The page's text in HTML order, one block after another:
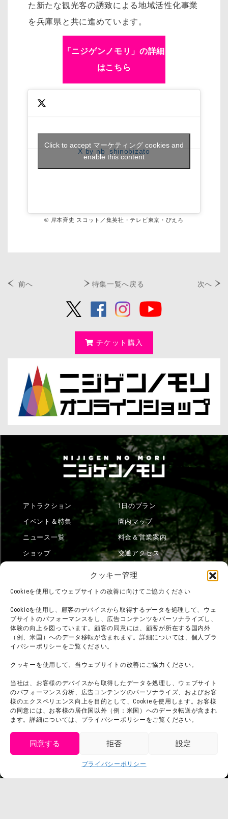
クッキー管理
Cookieを使用してウェブサイトの改善に向けてご協力ください
Cookieを使用し、顧客のデバイスから取得するデータを処理して、ウェ
ブサイトのパフォーマンスをし、広告コンテンツをパーソナライズし、
体験の向上を図っています。顧客の同意には、顧客が所在する国内外
（例、米国）へのデータ移転が含まれます。詳細については、個人プラ
イバシーポリシーをご覧ください。
クッキーを使用して、当ウェブサイトの改善にご協力ください。
当社は、お客様のデバイスから取得したデータを処理し、ウェブサイト
のパフォーマンス分析、広告コンテンツのパーソナライズ、およびお客
様のエクスペリエンス向上を目的として、Cookieを使用します。お客様
の同意には、お客様の居住国以外（例：米国）へのデータ転送が含まれ
ます。詳細については、プライバシーポリシーをご覧ください。
同意する 拒否 設定
プライバシーポリシー
た新たな観光客の誘致による地域活性化事業
を兵庫県と共に進めています。
「ニジゲンノモリ」の詳細
はこちら
X by nb_shinobizato
Click to accept マーケティング cookies and
enable this content
© 岸本斉史 スコット／集英社・テレビ東京・ぴえろ
前へ 特集一覧へ戻る 次へ
チケット購入
アトラクション
イベント＆特集
ニュース一覧
ショップ
1日のプラン
園内マップ
料金＆営業案内
交通アクセス
団体利用について
お問い合わせ
利用規約
プライバシーポリシー
プレスリリース
メディア掲載実績
会社概要
スタッフ募集